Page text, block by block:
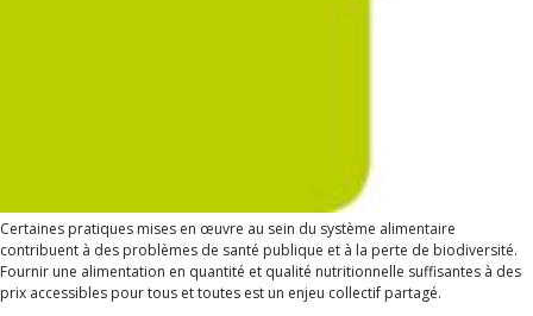
Certaines pratiques mises en œuvre au sein du système alimentaire
contribuent à des problèmes de santé publique et à la perte de biodiversité.
Fournir une alimentation en quantité et qualité nutritionnelle suffisantes à des
prix accessibles pour tous et toutes est un enjeu collectif partagé.